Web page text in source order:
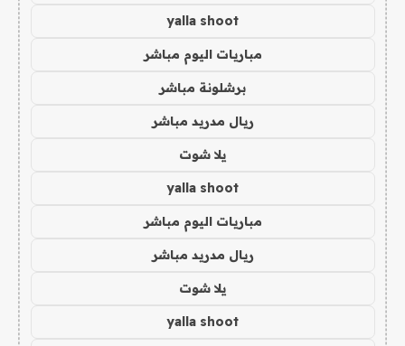
yalla shoot
مباريات اليوم مباشر
برشلونة مباشر
ريال مدريد مباشر
يلا شوت
yalla shoot
مباريات اليوم مباشر
ريال مدريد مباشر
يلا شوت
yalla shoot